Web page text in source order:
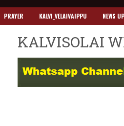
PRAYER KALVI_VELAIVAIPPU NEWS
KALVISOLAI